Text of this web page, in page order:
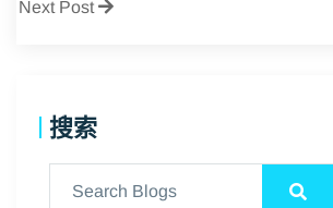
Next Post
搜索